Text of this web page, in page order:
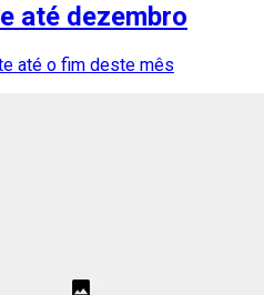
até dezembro
até o fim deste mês